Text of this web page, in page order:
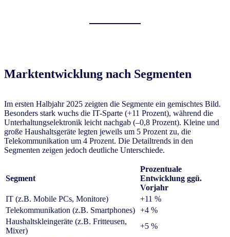
Marktentwicklung nach Segmenten
Im ersten Halbjahr 2025 zeigten die Segmente ein gemischtes Bild.
Besonders stark wuchs die IT-Sparte (+11 Prozent), während die
Unterhaltungselektronik leicht nachgab (–0,8 Prozent). Kleine und
große Haushaltsgeräte legten jeweils um 5 Prozent zu, die
Telekommunikation um 4 Prozent. Die Detailtrends in den
Segmenten zeigen jedoch deutliche Unterschiede.
Segment
Prozentuale
Entwicklung ggü.
Vorjahr
IT (z.B. Mobile PCs, Monitore)
+11 %
Telekommunikation (z.B. Smartphones) +4 %
Haushaltskleingeräte (z.B. Fritteusen,
Mixer)
+5 %